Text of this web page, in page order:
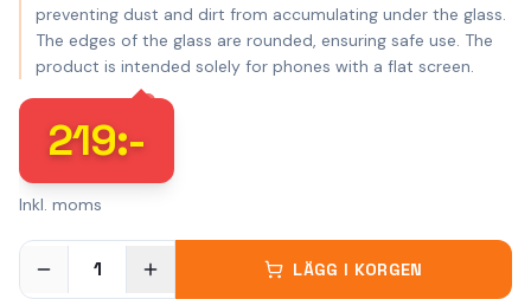
preventing dust and dirt from accumulating under the glass.
The edges of the glass are rounded, ensuring safe use. The
product is intended solely for phones with a flat screen.
219:-
Inkl. moms
1 LÄGG I KORGEN